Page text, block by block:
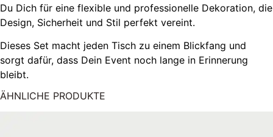
Du Dich für eine flexible und professionelle Dekoration, die
Design, Sicherheit und Stil perfekt vereint.
Dieses Set macht jeden Tisch zu einem Blickfang und
sorgt dafür, dass Dein Event noch lange in Erinnerung
bleibt.
ÄHNLICHE PRODUKTE